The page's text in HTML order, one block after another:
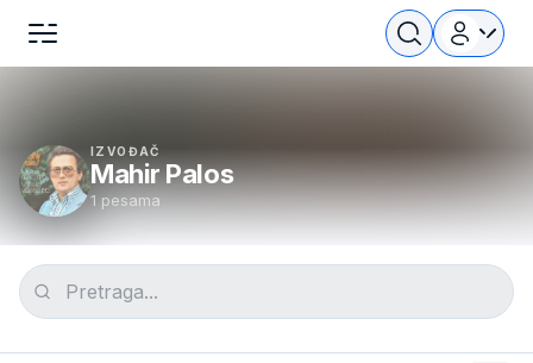
IZVOĐAČ
Mahir Palos
1 pesama